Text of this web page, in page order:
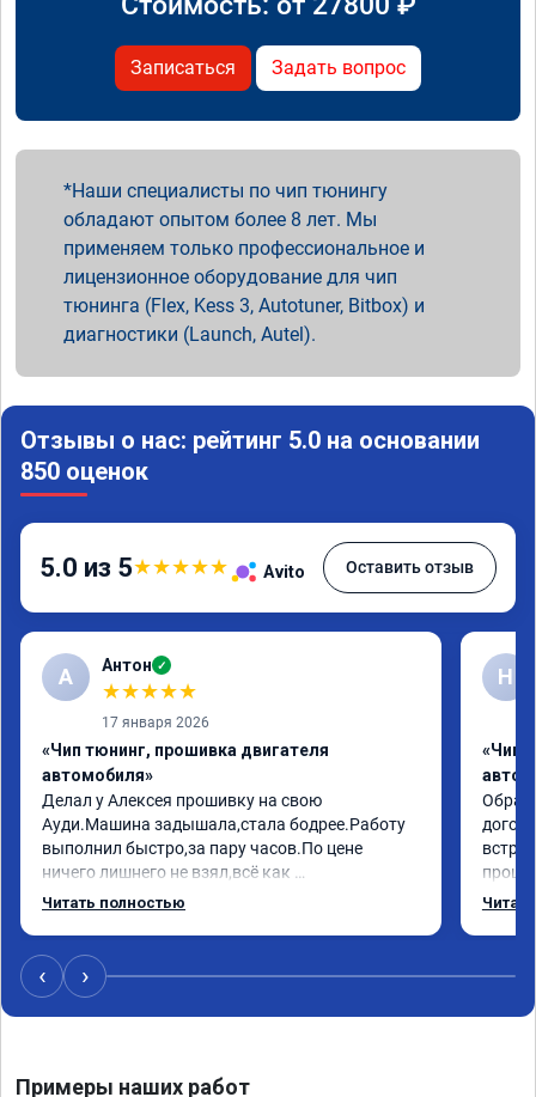
Записаться Задать вопрос
Наши специалисты по чип тюнингу
обладают опытом более 8 лет. Мы
применяем только профессиональное и
лицензионное оборудование для чип
тюнинга (Flex, Kess 3, Autotuner, Bitbox) и
диагностики (Launch, Autel).
Отзывы о нас: рейтинг 5.0 на основании
850 оценок
5.0 из 5★★★★★ Avito Оставить отзыв
А Антон ✓
★★★★★
17 января 2026
«Чип тюнинг, прошивка двигателя
автомобиля»
Делал у Алексея прошивку на свою
Ауди.Машина задышала,стала бодрее.Работу
выполнил быстро,за пару часов.По цене
ничего лишнего не взял,всё как
договаривались заранее.После работы
поломки авто.Однозначно рекомендую
Алексея как грамотного специалиста!
Читать полностью
Н
«Чип
Арман
‹ ›
Примеры наших работ